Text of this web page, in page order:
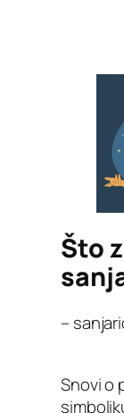
Što
–
Snovi o